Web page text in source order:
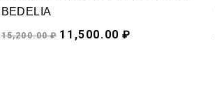
BEDELIA
15,200.00 ₽ 11,500.00 ₽